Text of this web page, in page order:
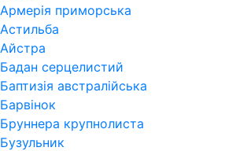
Армерія приморська
Астильба
Айстра
Бадан серцелистий
Баптизія австралійська
Барвінок
Бруннера крупнолиста
Бузульник